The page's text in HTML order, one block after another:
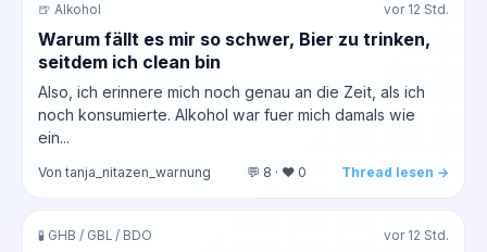
🍺 Alkohol vor 12 Std.
Warum fällt es mir so schwer, Bier zu trinken,
seitdem ich clean bin
Also, ich erinnere mich noch genau an die Zeit, als ich
noch konsumierte. Alkohol war fuer mich damals wie
ein...
Von tanja_nitazen_warnung 💬 8 · ❤️ 0 Thread lesen →
🧪 GHB / GBL / BDO vor 12 Std.